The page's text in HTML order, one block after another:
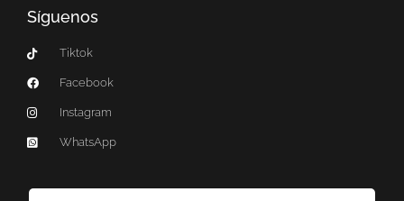
Síguenos
Tiktok
Facebook
Instagram
WhatsApp